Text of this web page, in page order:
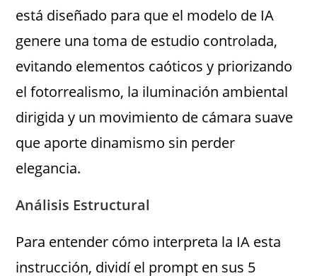
está diseñado para que el modelo de IA
genere una toma de estudio controlada,
evitando elementos caóticos y priorizando
el fotorrealismo, la iluminación ambiental
dirigida y un movimiento de cámara suave
que aporte dinamismo sin perder
elegancia.
Análisis Estructural
Para entender cómo interpreta la IA esta
instrucción, dividí el prompt en sus 5